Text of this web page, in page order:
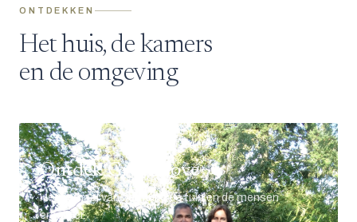
ONTDEKKEN
Het huis, de kamers
en de omgeving
Ontdek Groenhove
Het verhaal van het huis, de tuin en de mensen
erachter.